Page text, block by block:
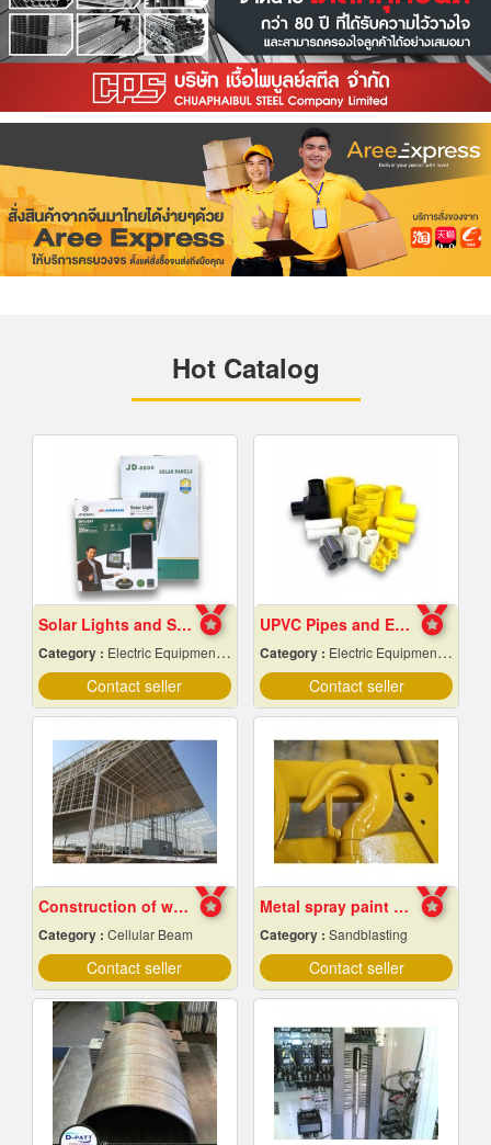
Hot Catalog
Solar Lights and Solar Energy Equipment in Pattaya, Chonburi
Category : Electric Equipment & Supplies-Wholesale & Manufacturers
Contact seller
UPVC Pipes and Electrical Conduit Accessories in Pattaya and Chonburi
Category : Electric Equipment & Supplies-Wholesale & Manufacturers
Contact seller
Construction of warehouse structure
Category : Cellular Beam
Contact seller
Metal spray paint Chonburi
Category : Sandblasting
Contact seller